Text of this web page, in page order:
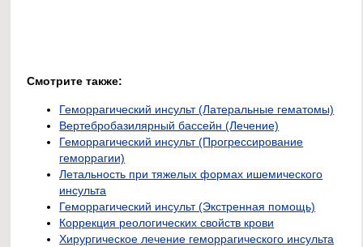
Смотрите также:
Геморрагический инсульт (Латеральные гематомы)
Вертебробазилярный бассейн (Лечение)
Геморрагический инсульт (Прогрессирование
геморрагии)
Летальность при тяжелых формах ишемического
инсульта
Геморрагический инсульт (Экстренная помощь)
Коррекция реологических свойств крови
Хирургическое лечение геморрагического инсульта